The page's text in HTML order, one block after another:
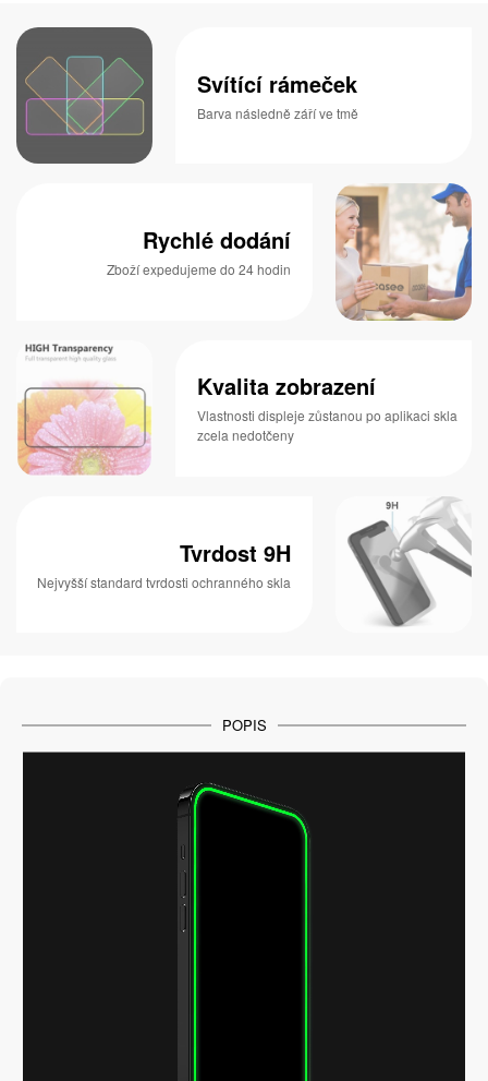
Svítící rámeček
Barva následně září ve tmě
Rychlé dodání
Zboží expedujeme do 24 hodin
Kvalita zobrazení
Vlastnosti displeje zůstanou po aplikaci skla
zcela nedotčeny
Tvrdost 9H
Nejvyšší standard tvrdosti ochranného skla
POPIS